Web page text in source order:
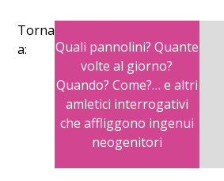
Torna
a:
Quali pannolini? Quante
volte al giorno?
Quando? Come?… e altri
amletici interrogativi
che affliggono ingenui
neogenitori